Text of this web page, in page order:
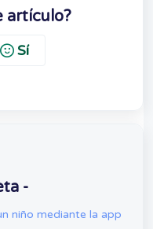
artículo?
Sí
-
niño mediante la app